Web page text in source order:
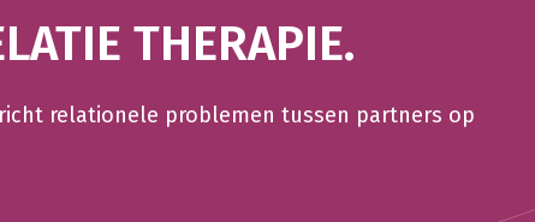
THERAPIE.
relationele problemen tussen partners op